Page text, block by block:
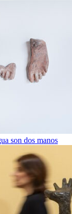
son dos manos